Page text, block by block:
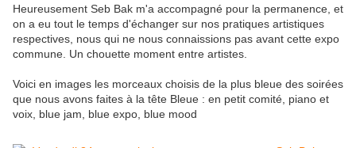
Heureusement Seb Bak m'a accompagné pour la permanence, et
on a eu tout le temps d'échanger sur nos pratiques artistiques
respectives, nous qui ne nous connaissions pas avant cette expo
commune. Un chouette moment entre artistes.
Voici en images les morceaux choisis de la plus bleue des soirées
que nous avons faites à la tête Bleue : en petit comité, piano et
voix, blue jam, blue expo, blue mood